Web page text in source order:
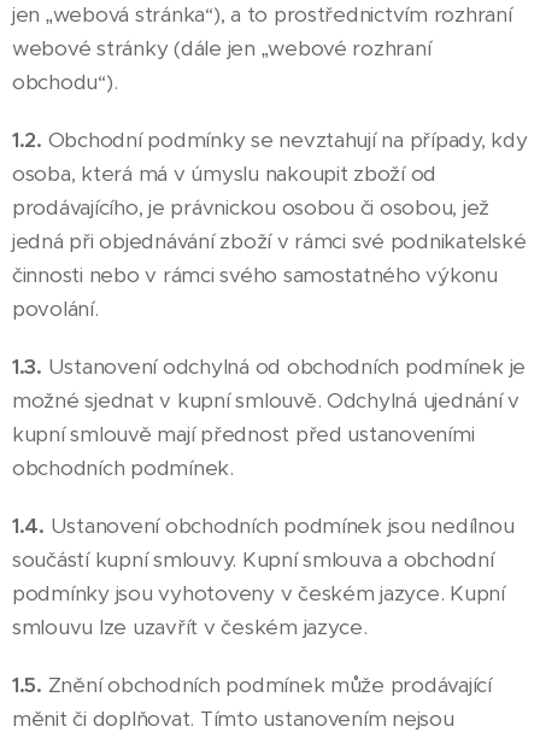
jen „webová stránka“), a to prostřednictvím rozhraní
webové stránky (dále jen „webové rozhraní
obchodu“).
1.2. Obchodní podmínky se nevztahují na případy, kdy
osoba, která má v úmyslu nakoupit zboží od
prodávajícího, je právnickou osobou či osobou, jež
jedná při objednávání zboží v rámci své podnikatelské
činnosti nebo v rámci svého samostatného výkonu
povolání.
1.3. Ustanovení odchylná od obchodních podmínek je
možné sjednat v kupní smlouvě. Odchylná ujednání v
kupní smlouvě mají přednost před ustanoveními
obchodních podmínek.
1.4. Ustanovení obchodních podmínek jsou nedílnou
součástí kupní smlouvy. Kupní smlouva a obchodní
podmínky jsou vyhotoveny v českém jazyce. Kupní
smlouvu lze uzavřít v českém jazyce.
1.5. Znění obchodních podmínek může prodávající
měnit či doplňovat. Tímto ustanovením nejsou